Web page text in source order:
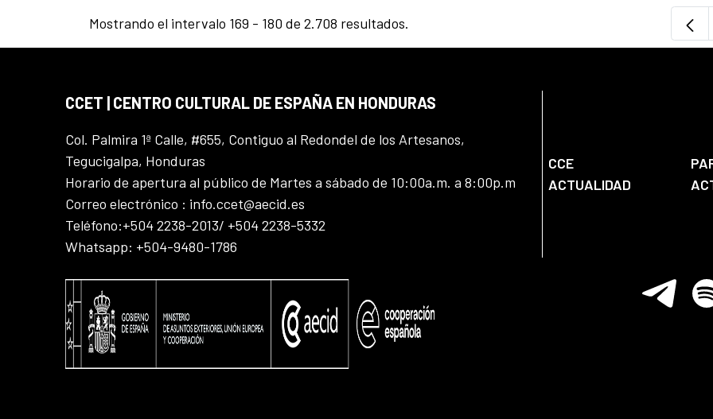
Mostrando el intervalo 169 - 180 de 2.708 resultados.
CCET | CENTRO CULTURAL DE ESPAÑA EN HONDURAS
Col. Palmira 1ª Calle, #655, Contiguo al Redondel de los Artesanos,
Tegucigalpa, Honduras
Horario de apertura al público de Martes a sábado de 10:00a.m. a 8:00p.m
Correo electrónico : info.ccet@aecid.es
Teléfono:+504 2238-2013/ +504 2238-5332
Whatsapp: +504-9480-1786
CCE
ACTUALIDAD
Telegram